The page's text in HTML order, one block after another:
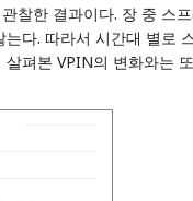
찰한 결과이다. 장 중 스
다. 따라서 시간대 별로
살펴본 VPIN의 변화와는